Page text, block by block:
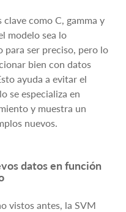
como C, gamma y
modelo sea lo
para ser preciso, pero lo
bien con datos
ayuda a evitar el
se especializa en
y muestra un
nuevos.
datos en función
vistos antes, la SVM